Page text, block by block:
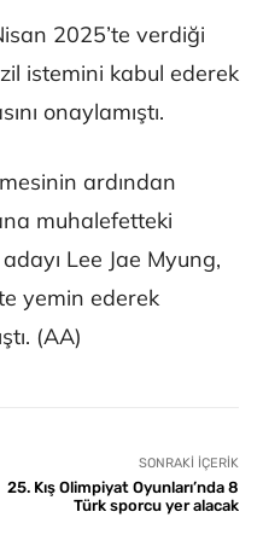
2025’te verdiği
istemini kabul ederek
onaylamıştı.
ardından
muhalefetteki
Lee Jae Myung,
yemin ederek
(AA)
SONRAKI İÇERIK
25. Kış Olimpiyat Oyunları’nda 8
Türk sporcu yer alacak